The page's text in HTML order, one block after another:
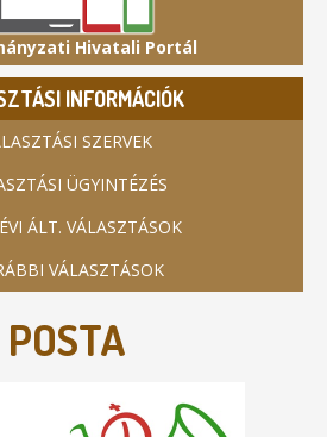
Hivatali Portál
INFORMÁCIÓK
SZERVEK
ÜGYINTÉZÉS
ÁLT. VÁLASZTÁSOK
VÁLASZTÁSOK
POSTA